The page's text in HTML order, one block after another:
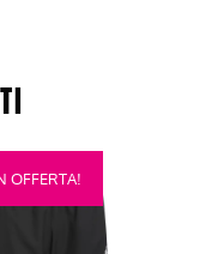
OFFERTA!